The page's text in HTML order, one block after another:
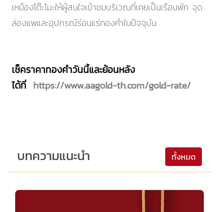
เหมืองโต๊ะโมะให้ผู้สนใจเข้าชมบริเวณที่เคยเป็นเรือนพัก จุด
ล่องแพและอุปกรณ์ร่อนแร่ทองคำในปัจจุบัน
เช็คราคาทองคำวันนี้และย้อนหลัง
ได้ที่ https://www.aagold-th.com/gold-rate/
บทความแนะนำ ทั้งหมด